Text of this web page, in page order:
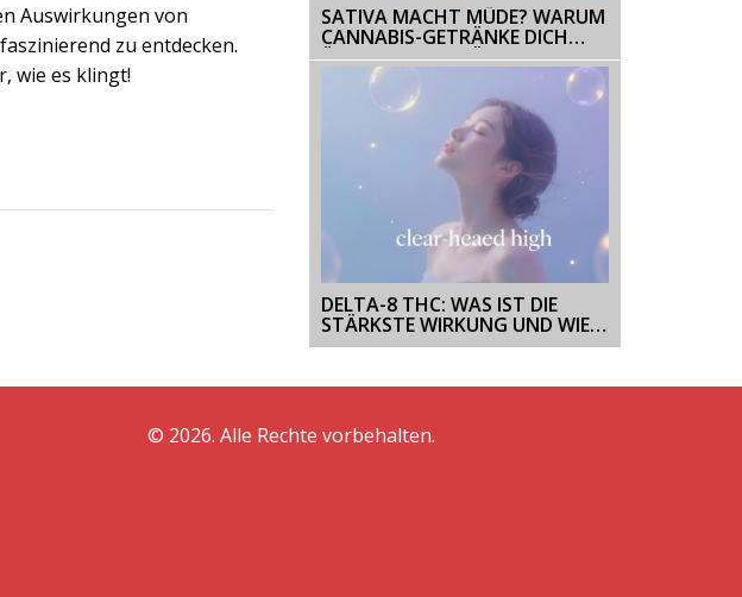
Auswirkungen von
zu entdecken.
wie es klingt!
SATIVA MACHT MÜDE? WARUM
CANNABIS-GETRÄNKE DICH
ÜBERRASCHEN KÖNNEN
DELTA-8 THC: WAS IST DIE
STÄRKSTE WIRKUNG UND WIE
FINDET MAN DAS RICHTIGE
© 2026. Alle Rechte vorbehalten.